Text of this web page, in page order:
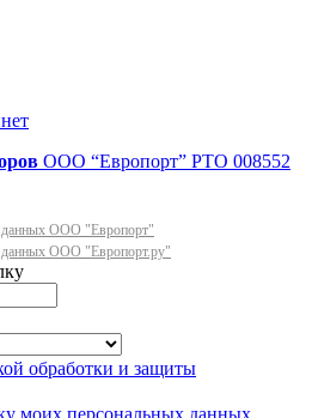
ООО “Европорт” РТО 008552
данных ООО "Европорт"
данных ООО "Европорт.ру"
обработки и защиты
моих персональных данных